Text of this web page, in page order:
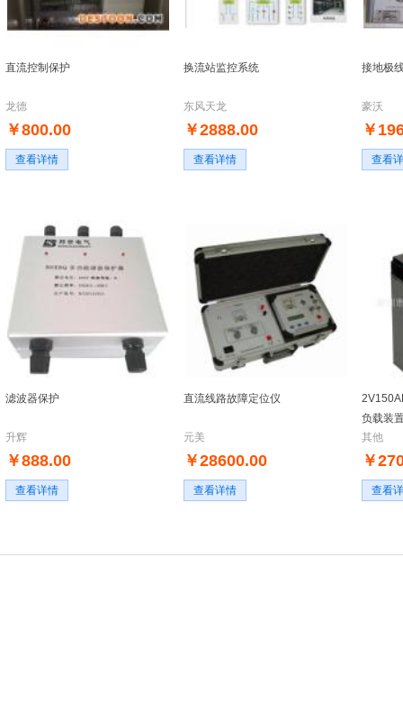
直流控制保护
龙德
￥800.00
查看详情
换流站监控系统
东风天龙
￥2888.00
查看详情
接地极
豪沃
￥
查看
滤波器保护
升辉
￥888.00
查看详情
直流线路故障定位仪
元美
￥28600.00
查看详情
负载装
其他
￥
查看